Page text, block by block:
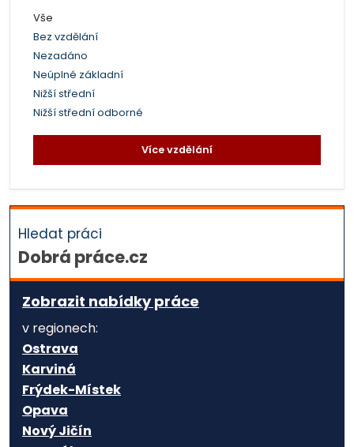
Vše
Bez vzdělání
Nezadáno
Neúplné základní
Nižší střední
Nižší střední odborné
Více vzdělání
Hledat práci
Dobrá práce.cz
Zobrazit nabídky práce
v regionech:
Ostrava
Karviná
Frýdek-Místek
Opava
Nový Jičín